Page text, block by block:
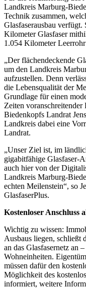
Landkreis Marburg-
Technik zusammen,
Glasfaserausbau
Kilometer Glasfaser
1.054 Kilometer
„Der flächendeckende
um den Landkreis
aufzustellen. Denn
die Lebensqualität der
Grundlage für einen
Zeiten
Biedenkopfs Landrat
Landkreis dabei eine
Landrat.
„Unser Ziel ist, im
gigabitfähige Glasfaser-
auch hier von der
Landkreis Marburg-
echten Meilenstein“, so
GlasfaserPlus.
Kostenloser Anschluss
Wichtig zu wissen:
Ausbaus liegen, schließt
an das Glasfasernetz an
Wohneinheiten.
müssen dafür den
Möglichkeit des
informiert, weitere